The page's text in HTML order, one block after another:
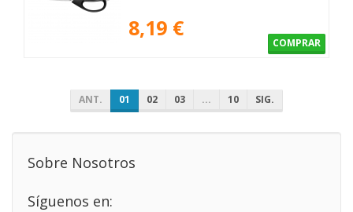
8,19 €
COMPRAR
ANT. 01 02 03 ... 10 SIG.
Sobre Nosotros
Síguenos en: